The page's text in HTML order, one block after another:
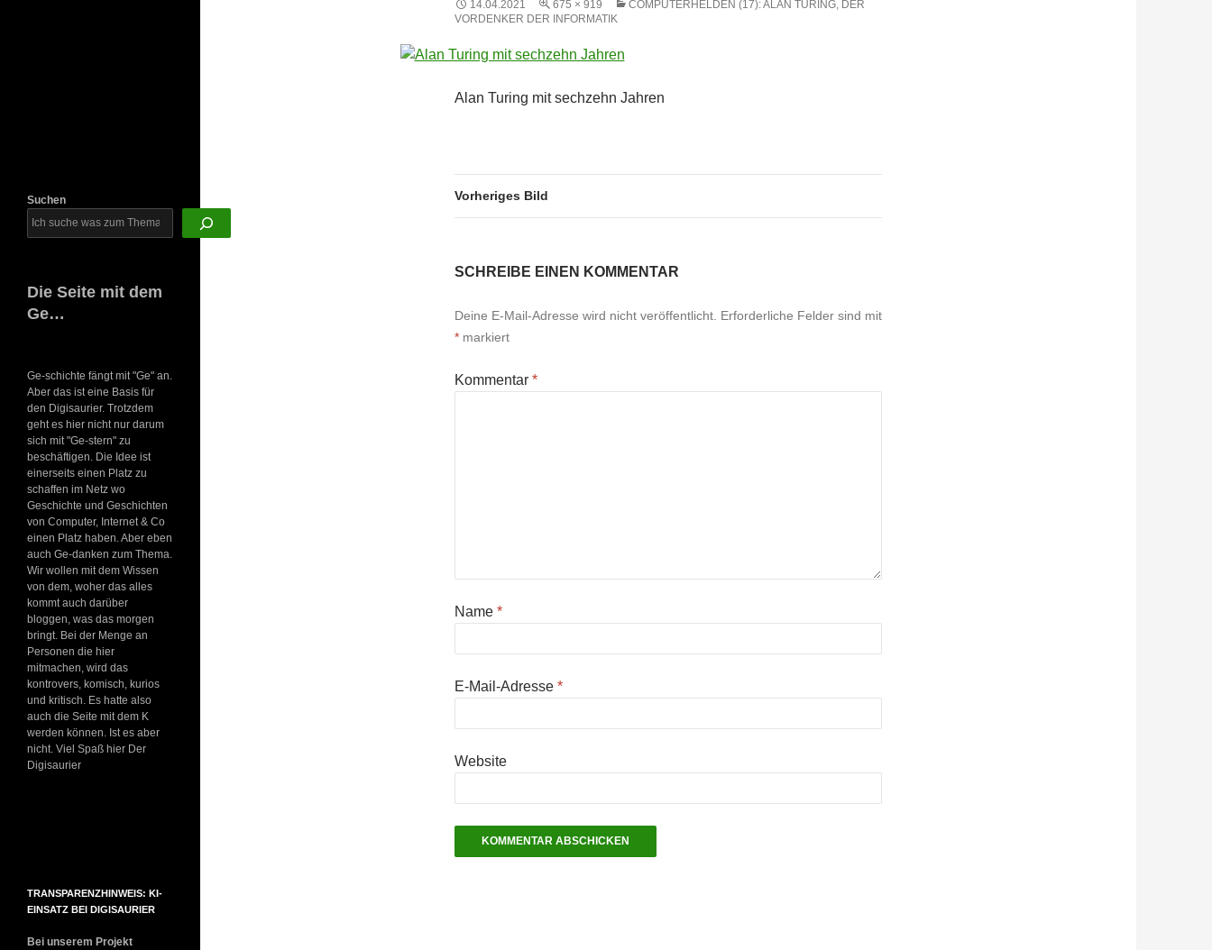
14.04.2021 675 × 919
COMPUTERHELDEN (17): ALAN TURING, DER
VORDENKER DER INFORMATIK
Alan Turing mit sechzehn Jahren
Vorheriges Bild
SCHREIBE EINEN KOMMENTAR
Deine E-Mail-Adresse wird nicht veröffentlicht. Erforderliche Felder sind mit
* markiert
Kommentar *
Name *
E-Mail-Adresse *
Website
Suchen
Die Seite mit dem
Ge…
Ge-schichte fängt mit "Ge" an.
Aber das ist eine Basis für
den Digisaurier. Trotzdem
geht es hier nicht nur darum
sich mit "Ge-stern" zu
beschäftigen. Die Idee ist
einerseits einen Platz zu
schaffen im Netz wo
Geschichte und Geschichten
von Computer, Internet & Co
einen Platz haben. Aber eben
auch Ge-danken zum Thema.
Wir wollen mit dem Wissen
von dem, woher das alles
kommt auch darüber
bloggen, was das morgen
bringt. Bei der Menge an
Personen die hier
mitmachen, wird das
kontrovers, komisch, kurios
und kritisch. Es hatte also
auch die Seite mit dem K
werden können. Ist es aber
nicht. Viel Spaß hier Der
Digisaurier
TRANSPARENZHINWEIS: KI-
EINSATZ BEI DIGISAURIER
Bei unserem Projekt